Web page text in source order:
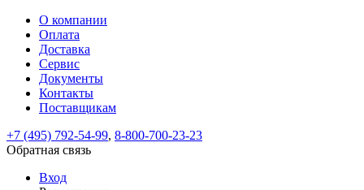
ВходРегистрация
test@example.com
отправлена
по
ней
завершения
регистрации.
Восстановление
пароля
Заполните
форму.
Мы
отправим
ссылку
На
вашу
почту
test@test.ru
ссылка.
Введите
новый
пароль
Пароль
успешно
восстановлен
Обратная
связь
сообщение
успешно
отправлено.
О компании
Оплата
Доставка
Сервис
Документы
Контакты
Поставщикам
+7 (495) 792-54-99, 8-800-700-23-23
Обратная связь
Вход